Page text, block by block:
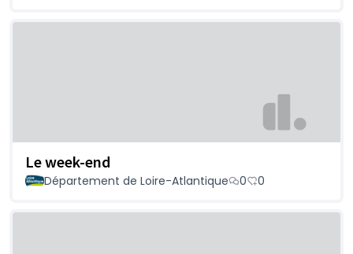
Le week-end
Département de Loire-Atlantique 0 0